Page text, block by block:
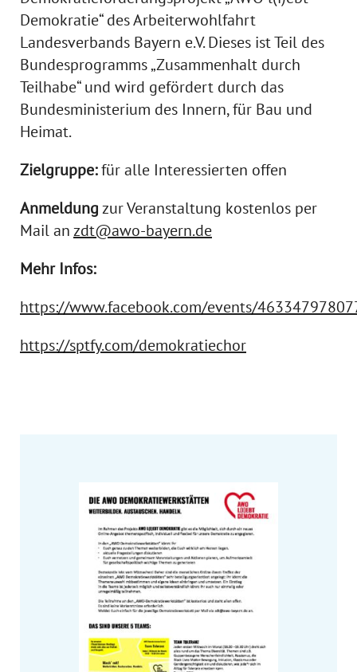
Demokratie“ des Arbeiterwohlfahrt
Landesverbands Bayern e.V. Dieses ist Teil des
Bundesprogramms „Zusammenhalt durch
Teilhabe“ und wird gefördert durch das
Bundesministerium des Innern, für Bau und
Heimat.
Zielgruppe:für alle Interessierten offen
Anmeldungzur Veranstaltung kostenlos per
Mail anzdt@awo-bayern.de
Mehr Infos:
https://www.facebook.com/events/
https://sptfy.com/demokratiechor